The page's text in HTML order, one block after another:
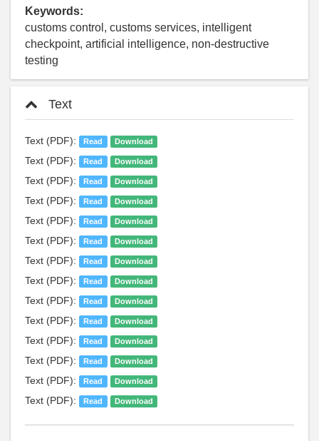
Keywords:
customs control, customs services, intelligent
checkpoint, artificial intelligence, non-destructive
testing
Text
Text (PDF): Read Download
Text (PDF): Read Download
Text (PDF): Read Download
Text (PDF): Read Download
Text (PDF): Read Download
Text (PDF): Read Download
Text (PDF): Read Download
Text (PDF): Read Download
Text (PDF): Read Download
Text (PDF): Read Download
Text (PDF): Read Download
Text (PDF): Read Download
Text (PDF): Read Download
Text (PDF): Read Download